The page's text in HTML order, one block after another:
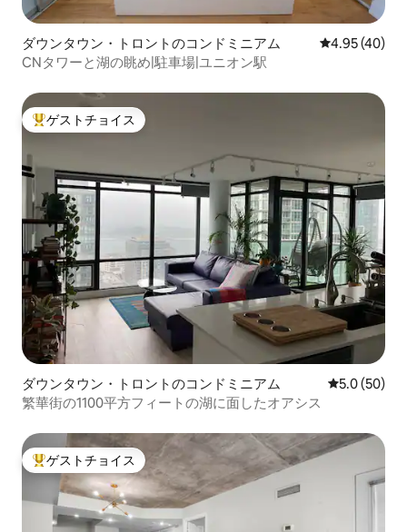
ダウンタウン・トロントのコンドミニアム レビュー40
4.95 (40)
CNタワーと湖の眺め|駐車場|ユニオン駅
大好評のゲストチョイスです。
ゲストチョイス
ダウンタウン・トロントのコンドミニアム レビュー50
5.0 (50)
繁華街の1100平方フィートの湖に面したオアシス
大好評のゲストチョイスです。
ゲストチョイス